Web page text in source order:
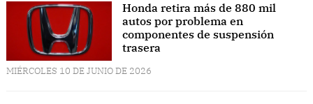
Honda retira más de 880 mil
autos por problema en
componentes de suspensión
trasera
MIÉRCOLES 10 DE JUNIO DE 2026